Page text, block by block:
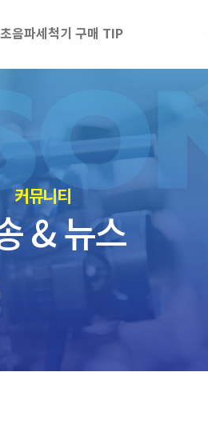
초음파세척기 구매 TIP
​커뮤니티
& 뉴스